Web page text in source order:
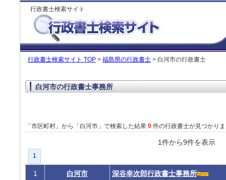
行政書士検索サイト
行政書士検索サイト TOP > 福島県の行政書士 > 白河市の行政書士
白河市の行政書士事務所
「市区町村」から「白河市」で検索した結果 9 件の行政書士が見つかり
1件から9件を表
1
1 白河市 深谷幸次郎行政書士事務所